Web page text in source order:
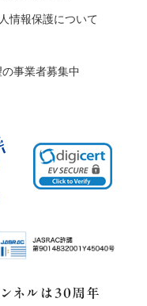
情報保護について
事業者募集中